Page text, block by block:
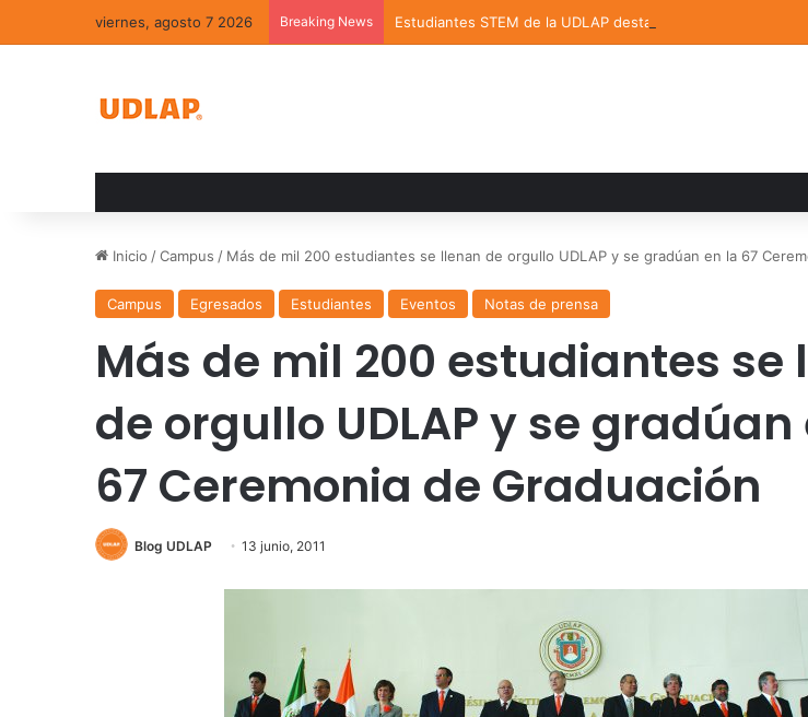
viernes, agosto 7 2026 Breaking News Estudiantes STEM de la UDLAP destacan en el MUTVI 2026
Inicio /Campus / Más de mil 200 estudiantes se llenan de orgullo UDLAP y se gradúan en la 67
Campus Egresados Estudiantes Eventos Notas de prensa
Más de mil 200 estudiantes se
de orgullo UDLAP y se gradúan
67 Ceremonia de Graduación
Blog UDLAP 13 junio, 2011